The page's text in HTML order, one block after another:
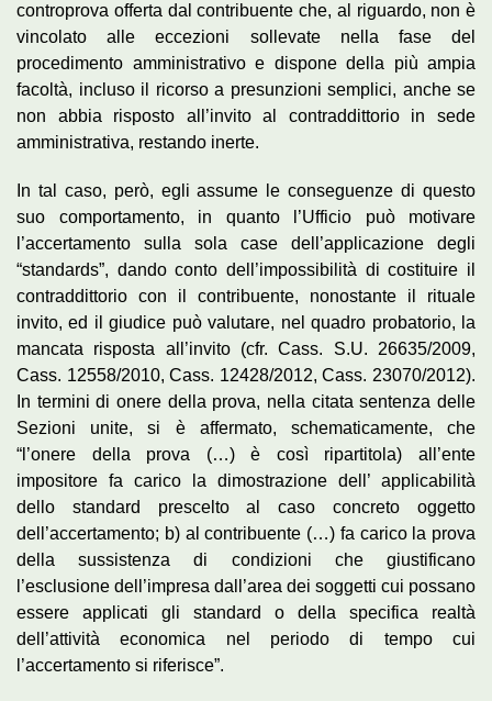
controprova offerta dal contribuente che, al riguardo, non è
vincolato alle eccezioni sollevate nella fase del
procedimento amministrativo e dispone della più ampia
facoltà, incluso il ricorso a presunzioni semplici, anche se
non abbia risposto all’invito al contraddittorio in sede
amministrativa, restando inerte.
In tal caso, però, egli assume le conseguenze di questo
suo comportamento, in quanto l’Ufficio può motivare
l’accertamento sulla sola case dell’applicazione degli
“standards”, dando conto dell’impossibilità di costituire il
contraddittorio con il contribuente, nonostante il rituale
invito, ed il giudice può valutare, nel quadro probatorio, la
mancata risposta all’invito (cfr. Cass. S.U. 26635/2009,
Cass. 12558/2010, Cass. 12428/2012, Cass. 23070/2012).
In termini di onere della prova, nella citata sentenza delle
Sezioni unite, si è affermato, schematicamente, che
“l’onere della prova (…) è così ripartitola) all’ente
impositore fa carico la dimostrazione dell’ applicabilità
dello standard prescelto al caso concreto oggetto
dell’accertamento; b) al contribuente (…) fa carico la prova
della sussistenza di condizioni che giustificano
l’esclusione dell’impresa dall’area dei soggetti cui possano
essere applicati gli standard o della specifica realtà
dell’attività economica nel periodo di tempo cui
l’accertamento si riferisce”.